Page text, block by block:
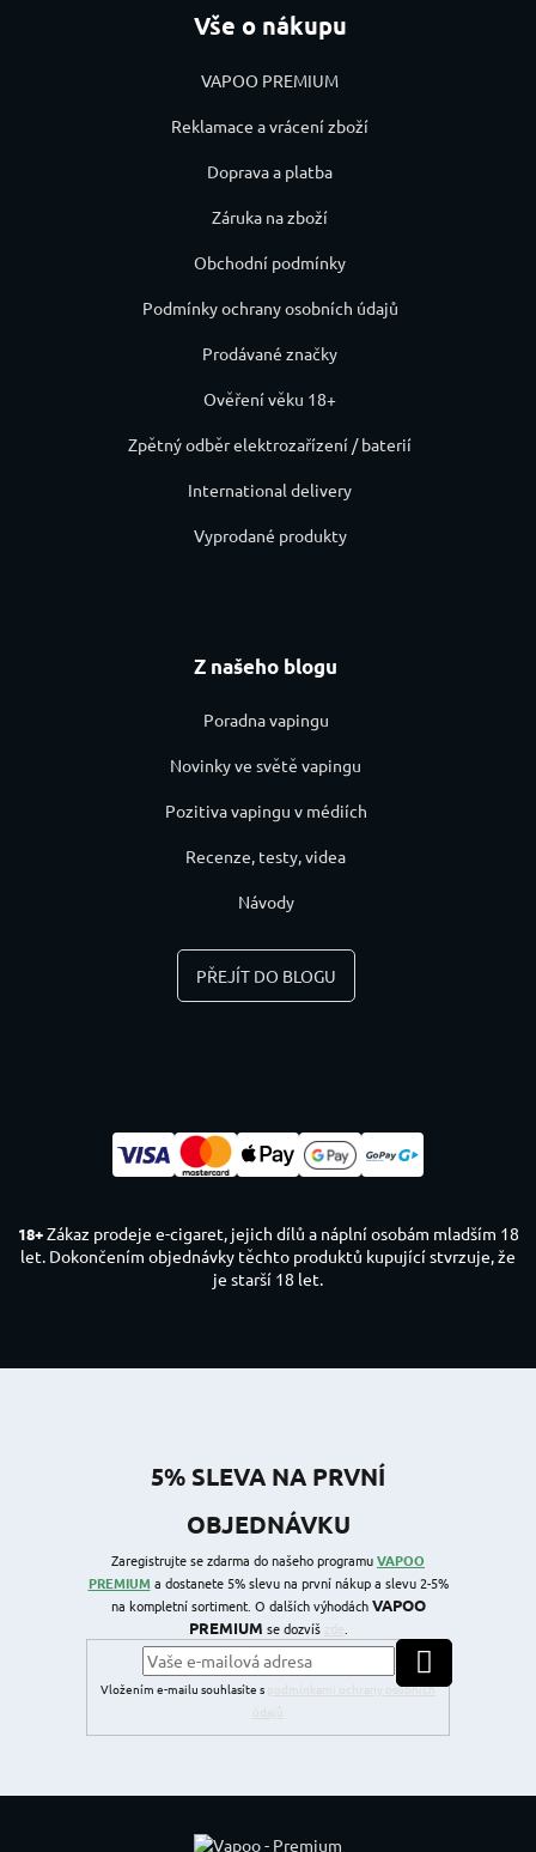
Vše o nákupu
VAPOO PREMIUM
Reklamace a vrácení zboží
Doprava a platba
Záruka na zboží
Obchodní podmínky
Podmínky ochrany osobních údajů
Prodávané značky
Ověření věku 18+
Zpětný odběr elektrozařízení / baterií
International delivery
Vyprodané produkty
Z našeho blogu
Poradna vapingu
Novinky ve světě vapingu
Pozitiva vapingu v médiích
Recenze, testy, videa
Návody
PŘEJÍT DO BLOGU
18+Zákaz prodeje e-cigaret, jejich dílů a náplní osobám mladším 18
let. Dokončením objednávky těchto produktů kupující stvrzuje, že
je starší 18 let.
5% SLEVA NA PRVNÍ
OBJEDNÁVKU
Zaregistrujte se zdarma do našeho programuVAPOO
PREMIUMa dostanete 5% slevu na první nákup a slevu 2-5%
na kompletní sortiment. O dalších výhodáchVAPOO
PREMIUM se dozvíš .
Vložením e-mailu souhlasíte s
podmínkami ochrany osobních